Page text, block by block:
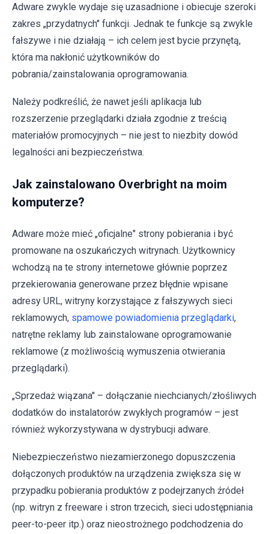
Adware zwykle wydaje się uzasadnione i obiecuje szeroki
zakres „przydatnych" funkcji. Jednak te funkcje są zwykle
fałszywe i nie działają – ich celem jest bycie przynętą,
która ma nakłonić użytkowników do
pobrania/zainstalowania oprogramowania.
Należy podkreślić, że nawet jeśli aplikacja lub
rozszerzenie przeglądarki działa zgodnie z treścią
materiałów promocyjnych – nie jest to niezbity dowód
legalności ani bezpieczeństwa.
Jak zainstalowano Overbright na moim
komputerze?
Adware może mieć „oficjalne" strony pobierania i być
promowane na oszukańczych witrynach. Użytkownicy
wchodzą na te strony internetowe głównie poprzez
przekierowania generowane przez błędnie wpisane
adresy URL, witryny korzystające z fałszywych sieci
reklamowych, spamowe powiadomienia przeglądarki,
natrętne reklamy lub zainstalowane oprogramowanie
reklamowe (z możliwością wymuszenia otwierania
przeglądarki).
„Sprzedaż wiązana" – dołączanie niechcianych/złośliwych
dodatków do instalatorów zwykłych programów – jest
również wykorzystywana w dystrybucji adware.
Niebezpieczeństwo niezamierzonego dopuszczenia
dołączonych produktów na urządzenia zwiększa się w
przypadku pobierania produktów z podejrzanych źródeł
(np. witryn z freeware i stron trzecich, sieci udostępniania
peer-to-peer itp.) oraz nieostrożnego podchodzenia do